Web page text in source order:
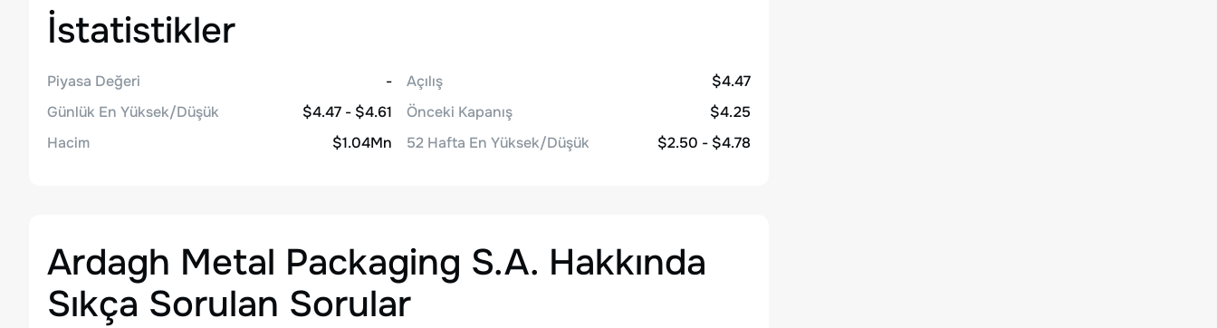
İstatistikler
Piyasa Değeri
-
Günlük En Yüksek/Düşük
$4.47 - $4.61
Hacim
$1.04Mn
Açılış
$4.47
Önceki Kapanış
$4.25
52 Hafta En Yüksek/Düşük
$2.50 - $4.78
Ardagh Metal Packaging S.A. Hakkında
Sıkça Sorulan Sorular